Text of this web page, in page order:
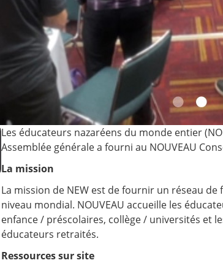
Les éducateurs nazaréens du monde entier
Assemblée générale a fourni au NOUVEAU
La mission
La mission de NEW est de fournir un réseau
niveau mondial. NOUVEAU accueille les
enfance / préscolaires, collège / universités et
éducateurs retraités.
Ressources sur site